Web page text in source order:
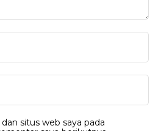
situs web saya pada